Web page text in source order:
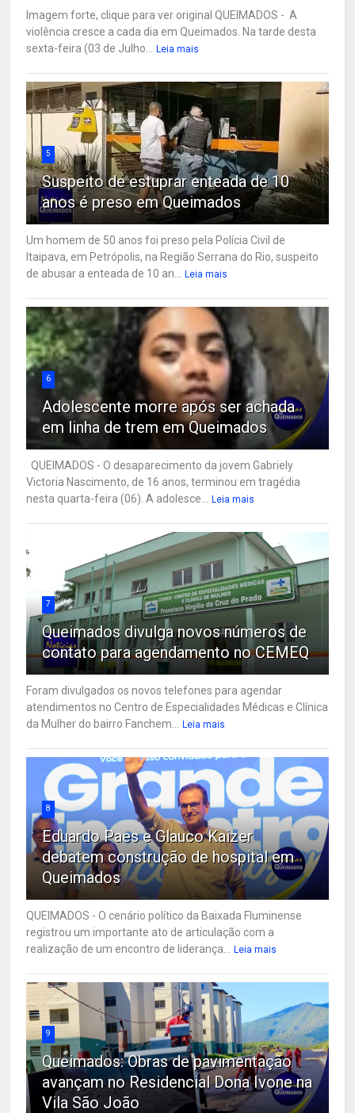
Imagem forte, clique para ver original QUEIMADOS - A
violência cresce a cada dia em Queimados. Na tarde desta
sexta-feira (03 de Julho...
Leia mais
5
Suspeito de estuprar enteada de 10
anos é preso em Queimados
Um homem de 50 anos foi preso pela Polícia Civil de
Itaipava, em Petrópolis, na Região Serrana do Rio, suspeito
de abusar a enteada de 10 an...
Leia mais
6
Adolescente morre após ser achada
em linha de trem em Queimados
QUEIMADOS - O desaparecimento da jovem Gabriely
Victoria Nascimento, de 16 anos, terminou em tragédia
nesta quarta-feira (06). A adolesce...
Leia mais
7
Queimados divulga novos números de
contato para agendamento no CEMEQ
Foram divulgados os novos telefones para agendar
atendimentos no Centro de Especialidades Médicas e Clínica
da Mulher do bairro Fanchem...
Leia mais
8
Eduardo Paes e Glauco Kaizer
debatem construção de hospital em
Queimados
QUEIMADOS - O cenário político da Baixada Fluminense
registrou um importante ato de articulação com a
realização de um encontro de liderança...
Leia mais
9
Queimados: Obras de pavimentação
avançam no Residencial Dona Ivone na
Vila São João